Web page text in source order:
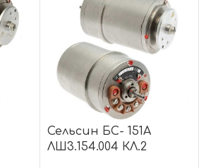
Сельсин БС- 151А
ЛШ3.154.004 КЛ.2